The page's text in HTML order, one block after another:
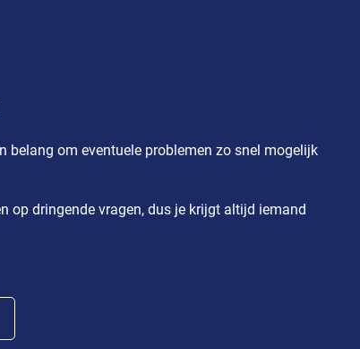
belang om eventuele problemen zo snel mogelijk
op dringende vragen, dus je krijgt altijd iemand